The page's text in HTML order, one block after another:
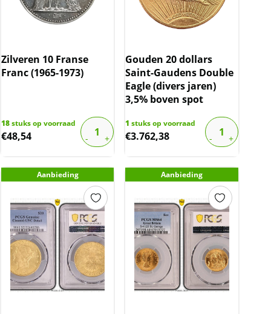
Zilveren 10 Franse
Franc (1965-1973)
18stuks op voorraad
€48,54
Gouden 20 dollars
Saint-Gaudens Double
Eagle (divers jaren)
3,5% boven spot
1 stuks op voorraad
€3.762,38
Aanbieding Aanbieding